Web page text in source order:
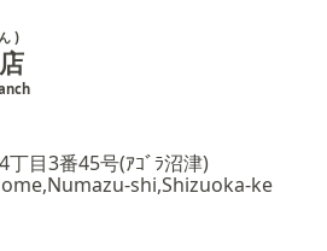
)
目3番45号(ｱｺﾞﾗ沼津)
shi,Shizuoka-ke